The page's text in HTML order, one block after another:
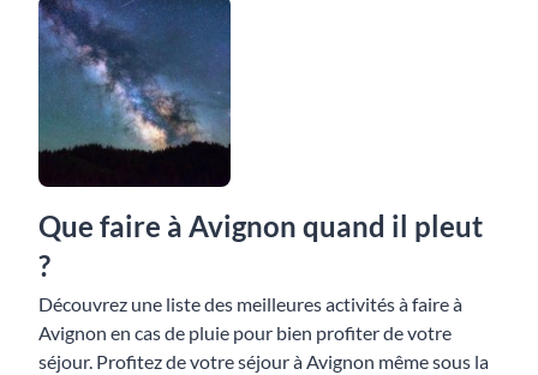
Que faire à Avignon quand il pleut
?
Découvrez une liste des meilleures activités à faire à
Avignon en cas de pluie pour bien profiter de votre
séjour. Profitez de votre séjour à Avignon même sous la